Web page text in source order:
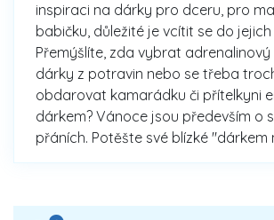
inspiraci na dárky pro dceru, pro
babičku, důležité je vcítit se do
Přemýšlíte, zda vybrat adrenalinový
dárky z potravin nebo se třeba
obdarovat kamarádku či přítelkyni
dárkem? Vánoce jsou především o
přáních. Potěšte své blízké "dárkem